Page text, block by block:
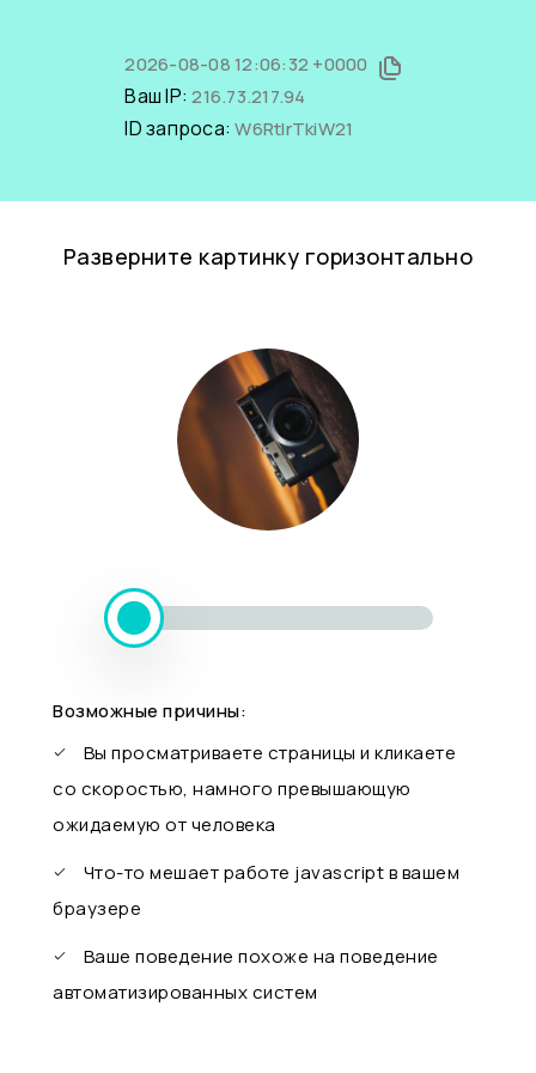
2026-08-08 12:06:32 +0000
Ваш IP:216.73.217.94
ID запроса:W6RtIrTkiW21
Разверните картинку горизонтально
Возможные причины:
Вы просматриваете страницы и кликаете
со скоростью, намного превышающую
ожидаемую от человека
Что-то мешает работе javascript в вашем
браузере
Ваше поведение похоже на поведение
автоматизированных систем